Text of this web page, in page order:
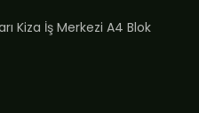
Kiza İş Merkezi A4 Blok